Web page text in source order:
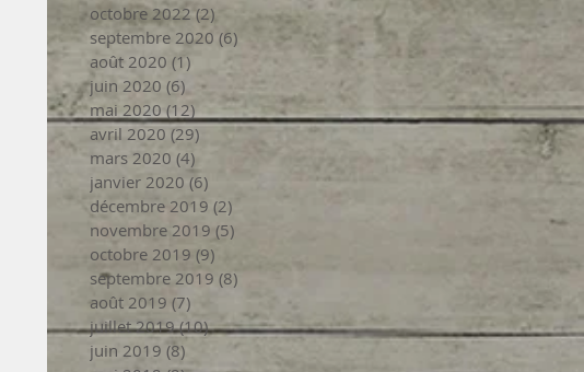
octobre 2022 (2) 2 posts
septembre 2020 (6)6 posts
août 2020 (1) 1 post
juin 2020 (6) 6 posts
mai 2020 (12)12 posts
avril 2020 (29)29 posts
mars 2020 (4)
janvier 2020 (6)
décembre 2019 (2)
novembre 2019 (5)
octobre 2019 (9)
septembre 2019 (8)
août 2019 (7)
juillet 2019 (10)10 posts
juin 2019 (8) 8 posts